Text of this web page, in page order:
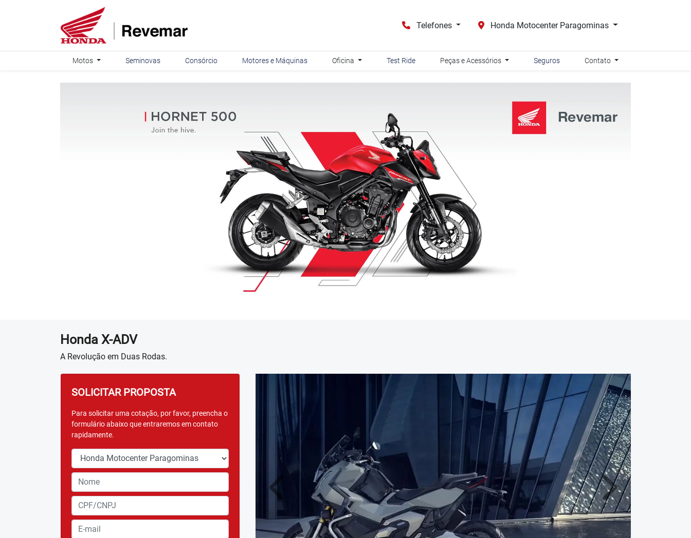
Telefones Honda Motocenter Paragominas
Motos Seminovas Consórcio Motores e Máquinas Oficina Test Ride Peças e Acessórios Seguros Contato
Honda X-ADV
A Revolução em Duas Rodas.
SOLICITAR PROPOSTA
Para solicitar uma cotação, por favor, preencha o
formulário abaixo que entraremos em contato
rapidamente.
Próximo